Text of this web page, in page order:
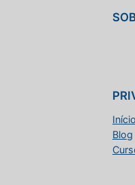
Início
Blog